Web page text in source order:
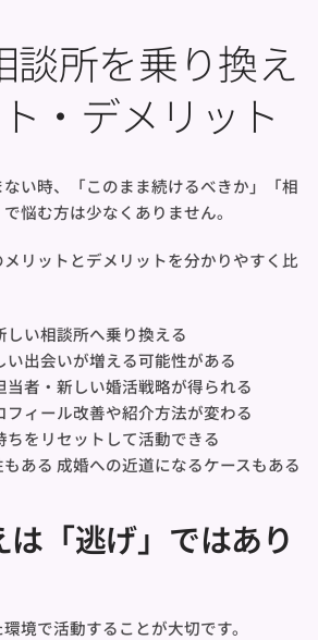
談所を乗り換え
・デメリット
い時、「このまま続けるべきか」「相
悩む方は少なくありません。
リットとデメリットを分かりやすく比
い相談所へ乗り換える
出会いが増える可能性がある
者・新しい婚活戦略が得られる
フィール改善や紹介方法が変わる
をリセットして活動できる
ある 成婚への近道になるケースもある
は「逃げ」ではあり
境で活動することが大切です。